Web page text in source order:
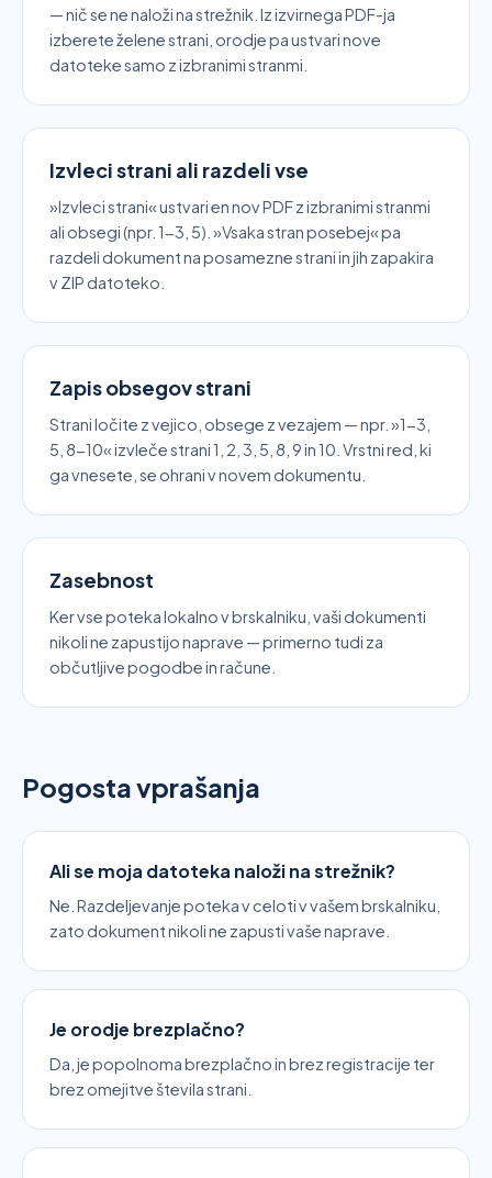
— nič se ne naloži na strežnik. Iz izvirnega PDF-ja
izberete želene strani, orodje pa ustvari nove
datoteke samo z izbranimi stranmi.
Izvleci strani ali razdeli vse
»Izvleci strani« ustvari en nov PDF z izbranimi stranmi
ali obsegi (npr. 1-3, 5). »Vsaka stran posebej« pa
razdeli dokument na posamezne strani in jih zapakira
v ZIP datoteko.
Zapis obsegov strani
Strani ločite z vejico, obsege z vezajem — npr. »1-3,
5, 8-10« izvleče strani 1, 2, 3, 5, 8, 9 in 10. Vrstni red, ki
ga vnesete, se ohrani v novem dokumentu.
Zasebnost
Ker vse poteka lokalno v brskalniku, vaši dokumenti
nikoli ne zapustijo naprave — primerno tudi za
občutljive pogodbe in račune.
Pogosta vprašanja
Ali se moja datoteka naloži na strežnik?
Ne. Razdeljevanje poteka v celoti v vašem brskalniku,
zato dokument nikoli ne zapusti vaše naprave.
Je orodje brezplačno?
Da, je popolnoma brezplačno in brez registracije ter
brez omejitve števila strani.